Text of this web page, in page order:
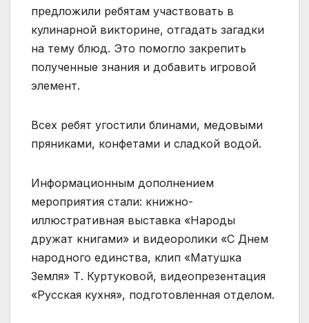
предложили ребятам участвовать в
кулинарной викторине, отгадать загадки
на тему блюд. Это помогло закрепить
полученные знания и добавить игровой
элемент.
Всех ребят угостили блинами, медовыми
пряниками, конфетами и сладкой водой.
Информационным дополнением
мероприятия стали: книжно-
иллюстративная выставка «Народы
дружат книгами» и видеоролики «С Днем
народного единства, клип «Матушка
Земля» Т. Куртуковой, видеопрезентация
«Русская кухня», подготовленная отделом.